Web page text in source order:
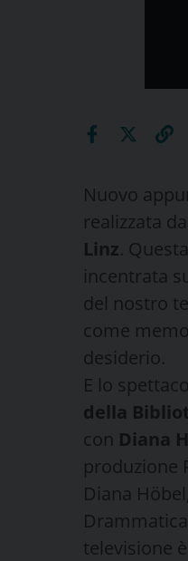
Nuovo
realizzata da
Linz.
incentrata
del nostro
come
desiderio.
E lo
della
con Diana
produzione
Diana
televisione